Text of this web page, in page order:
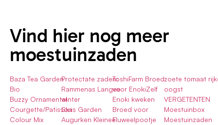
Vind hier nog meer
moestuinzaden
Baza Tea Garden
Bio
Buzzy Ornamental
Courgette/Patisson
Colour Mix
Protectate zaden:
Rammenas Langee
winter
Sluis Garden
Augurken Kleinee
ToshiFarm Broed
voor EnokiZelf
Enoki kweken
Broed voor
Fluweelpootje
zoete tomaat
oogst
VERGETENTEN
Moestuinbox
Moestuinzaden